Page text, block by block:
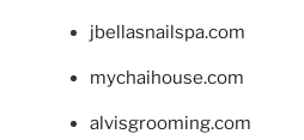
jbellasnailspa.com
mychaihouse.com
alvisgrooming.com